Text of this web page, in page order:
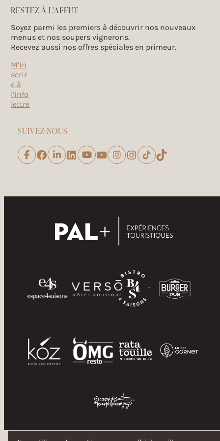
RESTEZ À L’AFFUT
Soyez parmi les premiers à découvrir nos nouveaux
menus et nos soupers vignerons.
Recevez aussi nos offres spéciales en primeur.
M’in
scrir
e à
l’info
lettre
SUIVEZ-NOUS
FacebookLinkedInYouTubeInstagram
TikTok